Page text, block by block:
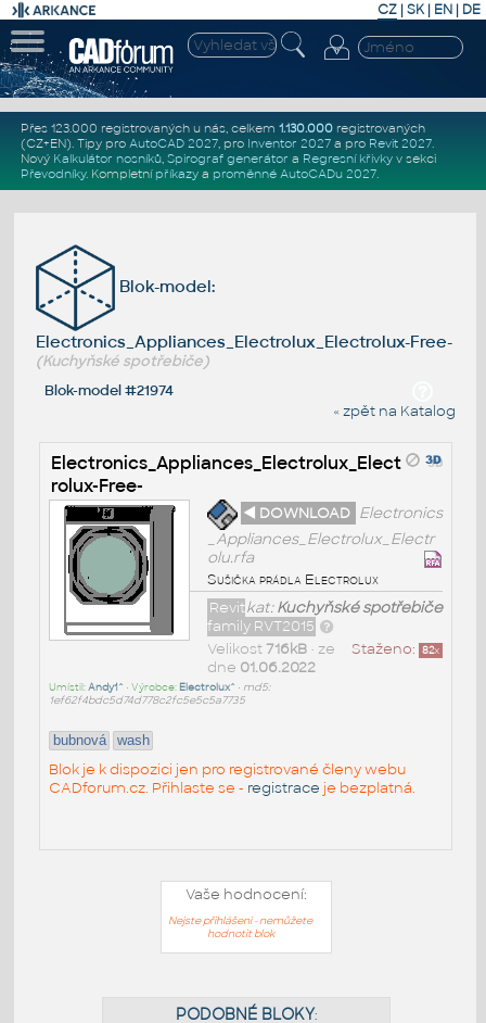
CZ | SK| EN | DE
Přes 123.000 registrovaných u nás, celkem 1.130.000registrovaných
(CZ+EN). Tipy pro AutoCAD 2027, pro Inventor 2027a pro Revit 2027.
Nový Kalkulátor nosníků, Spirograf generátor a Regresní křivkyv sekci
Převodníky. Kompletní příkazya proměnné AutoCADu 2027.
Blok-model:
Electronics_Appliances_Electrolux_Electrolux-Free-
(Kuchyňské spotřebiče)
Blok-model #21974
« zpět na Katalog
Electronics_Appliances_Electrolux_Elect
rolux-Free-
◄ DOWNLOAD Electronics
_Appliances_Electrolux_Electr
olu.rfa
Sušička prádla Electrolux
kat:Kuchyňské spotřebiče
Revit
family RVT2015
Staženo: 82x
Velikost 716kB• ze
dne 01.06.2022
Umístil:Andy1^ • Výrobce: Electrolux^ • md5:
1ef62f4bdc5d74d778c2fc5e5c5a7735
bubnová wash
Blok je k dispozici jen pro registrované členy webu
CADforum.cz. Přihlaste se - registrace je bezplatná.
Vaše hodnocení:
Nejste přihlášeni - nemůžete
hodnotit blok